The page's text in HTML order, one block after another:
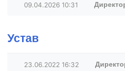
09.04.2026 10:31
Устав
23.06.2022 16:32